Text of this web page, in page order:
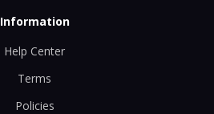
Information
Help Center
Terms
Policies